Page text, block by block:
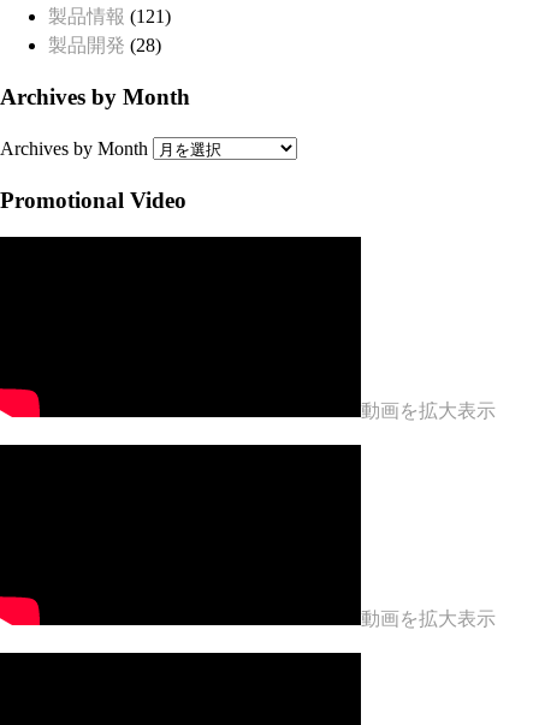
製品情報 (121)
製品開発 (28)
Archives by Month
Archives by Month
Promotional Video
動画を拡大表示
動画を拡大表示